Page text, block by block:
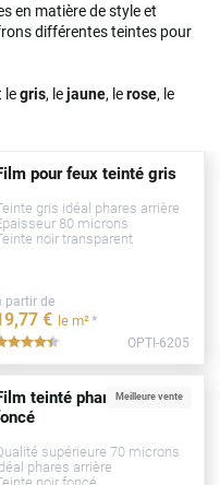
en matière de style et
différentes teintes pour
legris, lejaune, lerose, le
pour feux teinté gris
gris idéal phares arrière
80 microns
noir transparent
partir de
,77 € le m²*
***** OPTI-6205
Meilleure vente
teinté phare noir
supérieure 70 microns
phares arrière